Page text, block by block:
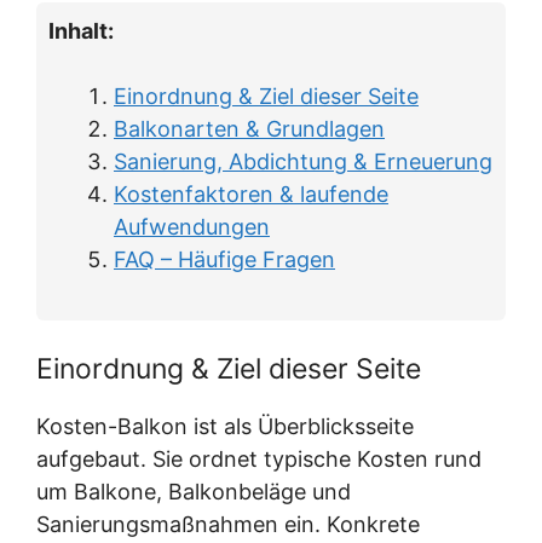
Inhalt:
Einordnung & Ziel dieser Seite
Balkonarten & Grundlagen
Sanierung, Abdichtung & Erneuerung
Kostenfaktoren & laufende
Aufwendungen
FAQ – Häufige Fragen
Einordnung & Ziel dieser Seite
Kosten-Balkon ist als Überblicksseite
aufgebaut. Sie ordnet typische Kosten rund
um Balkone, Balkonbeläge und
Sanierungsmaßnahmen ein. Konkrete